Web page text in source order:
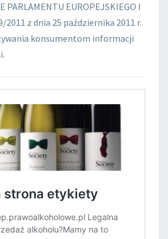
PARLAMENTU EUROPEJSKIEGO I
2011 z dnia 25 października 2011 r.
konsumentom informacji